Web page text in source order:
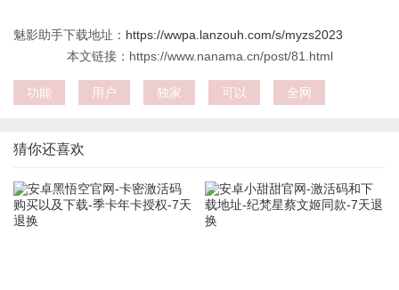
魅影助手下载地址： https://wwpa.lanzouh.com/s/myzs2023
本文链接：https://www.nanama.cn/post/81.html
功能 用户 独家 可以 全网
猜你还喜欢